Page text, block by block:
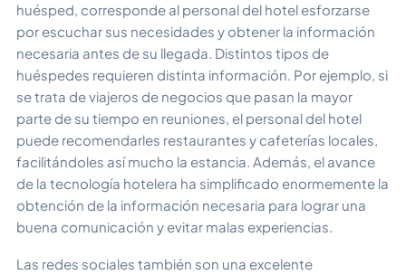
huésped, corresponde al personal del hotel esforzarse
por escuchar sus necesidades y obtener la información
necesaria antes de su llegada. Distintos tipos de
huéspedes requieren distinta información. Por ejemplo, si
se trata de viajeros de negocios que pasan la mayor
parte de su tiempo en reuniones, el personal del hotel
puede recomendarles restaurantes y cafeterías locales,
facilitándoles así mucho la estancia. Además, el avance
de la tecnología hotelera ha simplificado enormemente la
obtención de la información necesaria para lograr una
buena comunicación y evitar malas experiencias.
Las redes sociales también son una excelente